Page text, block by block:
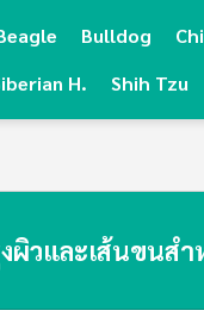
Bulldog
H. Shih Tzu
ผิวและเส้นขนส